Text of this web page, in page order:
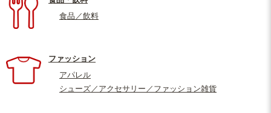
食品／飲料
ファッション
アパレル
シューズ／アクセサリー／ファッション雑貨